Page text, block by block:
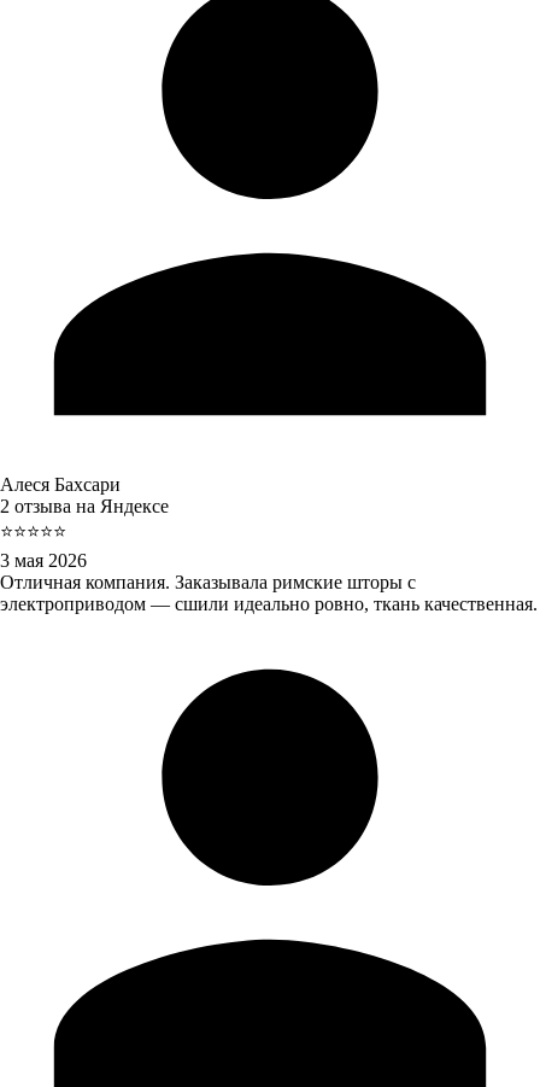
Алеся Бахсари
2 отзыва на Яндексе
⭐⭐⭐⭐⭐
3 мая 2026
Отличная компания. Заказывала римские шторы с
электроприводом — сшили идеально ровно, ткань качественная.